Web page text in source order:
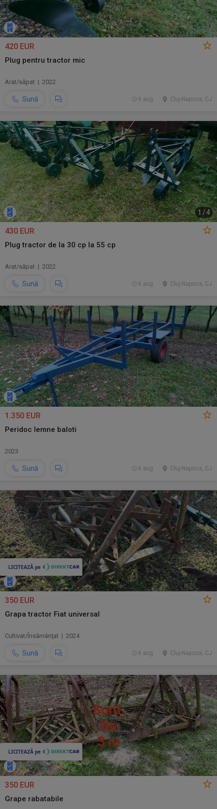
420 EUR
Plug pentru tractor mic
Arat/săpat | 2022
Sună Cluj-Napoca, CJ
6 aug.
1 /4
430 EUR
Plug tractor de la 30 cp la 55 cp
Arat/săpat | 2022
Sună Cluj-Napoca, CJ
6 aug.
1.350 EUR
Peridoc lemne baloti
2023
Sună Cluj-Napoca, CJ
6 aug.
350 EUR
Grapa tractor Fiat universal
Cultivat/Însămânţat | 2024
Sună Cluj-Napoca, CJ
6 aug.
350 EUR
Grape rabatabile